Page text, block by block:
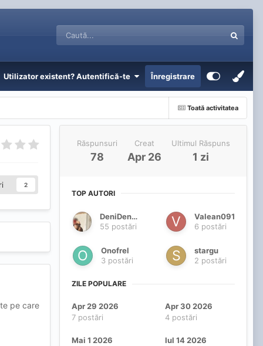
Utilizator existent? Autentifică-te Înregistrare
Toată activitatea
2
pe care
Răspunsuri
78
Creat
Apr 26
Ultimul Răspuns
1 zi
TOP AUTORI
DeniDenysa
55 postări
Valean091
6 postări
Onofrel
3 postări
stargu
2 postări
ZILE POPULARE
Apr 29 2026
7 postări
Apr 30 2026
4 postări
Mai 1 2026
Iul 14 2026